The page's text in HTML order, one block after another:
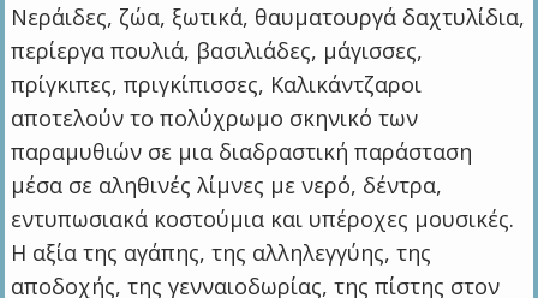
Νεράιδες, ζώα, ξωτικά, θαυματουργά δαχτυλίδια,
περίεργα πουλιά, βασιλιάδες, μάγισσες,
πρίγκιπες, πριγκίπισσες, Καλικάντζαροι
αποτελούν το πολύχρωμο σκηνικό των
παραμυθιών σε μια διαδραστική παράσταση
μέσα σε αληθινές λίμνες με νερό, δέντρα,
εντυπωσιακά κοστούμια και υπέροχες μουσικές.
Η αξία της αγάπης, της αλληλεγγύης, της
αποδοχής, της γενναιοδωρίας, της πίστης στον